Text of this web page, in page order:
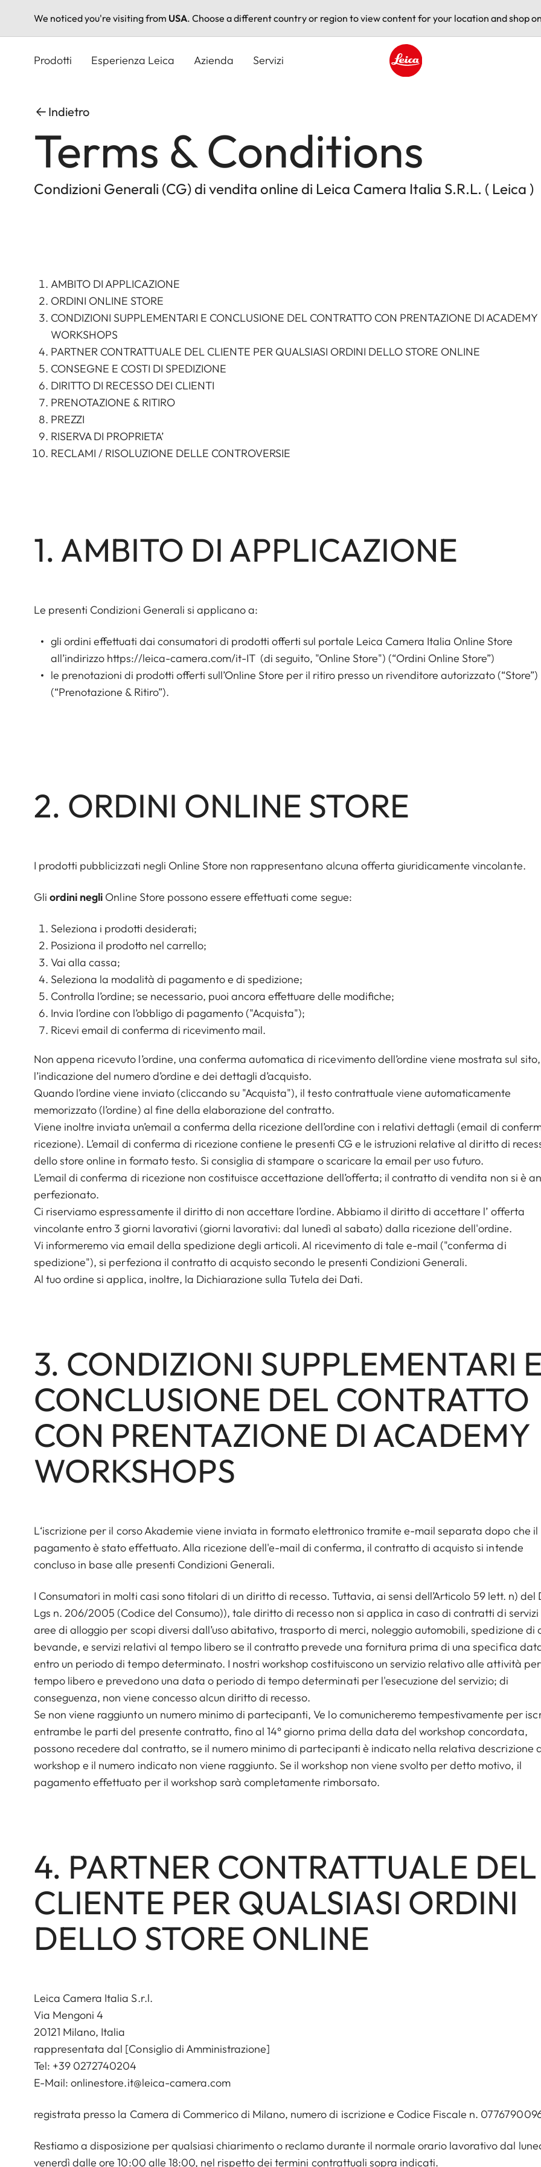
We noticed you're visiting from USA. Choose a different country or region to view content for your location and shop
Prodotti Esperienza Leica Azienda Servizi
Indietro
Terms & Conditions
Condizioni Generali (CG) di vendita online di Leica Camera Italia S.R.L. ( Leica )
AMBITO DI APPLICAZIONE
ORDINI ONLINE STORE
CONDIZIONI SUPPLEMENTARI E CONCLUSIONE DEL CONTRATTO CON PRENTAZIONE DI ACADEMY
WORKSHOPS
PARTNER CONTRATTUALE DEL CLIENTE PER QUALSIASI ORDINI DELLO STORE ONLINE
CONSEGNE E COSTI DI SPEDIZIONE
DIRITTO DI RECESSO DEI CLIENTI
PRENOTAZIONE & RITIRO
PREZZI
RISERVA DI PROPRIETA’
RECLAMI / RISOLUZIONE DELLE CONTROVERSIE
1. AMBITO DI APPLICAZIONE
Le presenti Condizioni Generali si applicano a:
gli ordini effettuati dai consumatori di prodotti offerti sul portale Leica Camera Italia Online Store
all’indirizzo https://leica-camera.com/it-IT (di seguito, "Online Store") (“Ordini Online Store”)
le prenotazioni di prodotti offerti sull’Online Store per il ritiro presso un rivenditore autorizzato (“Store”)
(“Prenotazione & Ritiro”).
2. ORDINI ONLINE STORE
I prodotti pubblicizzati negli Online Store non rappresentano alcuna offerta giuridicamente vincolante.
Gliordini negli Online Store possono essere effettuati come segue:
Seleziona i prodotti desiderati;
Posiziona il prodotto nel carrello;
Vai alla cassa;
Seleziona la modalità di pagamento e di spedizione;
Controlla l’ordine; se necessario, puoi ancora effettuare delle modifiche;
Invia l’ordine con l’obbligo di pagamento ("Acquista");
Ricevi email di conferma di ricevimento mail.
Non appena ricevuto l’ordine, una conferma automatica di ricevimento dell’ordine viene mostrata sul
l’indicazione del numero d’ordine e dei dettagli d’acquisto.
Quando l’ordine viene inviato (cliccando su "Acquista"), il testo contrattuale viene automaticamente
memorizzato (l’ordine) al fine della elaborazione del contratto.
Viene inoltre inviata un’email a conferma della ricezione dell’ordine con i relativi dettagli (email di
ricezione). L’email di conferma di ricezione contiene le presenti CG e le istruzioni relative al diritto di
dello store online in formato testo. Si consiglia di stampare o scaricare la email per uso futuro.
L’email di conferma di ricezione non costituisce accettazione dell’offerta; il contratto di vendita non si è
perfezionato.
Ci riserviamo espressamente il diritto di non accettare l’ordine. Abbiamo il diritto di accettare l’ offerta
vincolante entro 3 giorni lavorativi (giorni lavorativi: dal lunedì al sabato) dalla ricezione dell'ordine.
Vi informeremo via email della spedizione degli articoli. Al ricevimento di tale e-mail ("conferma di
spedizione"), si perfeziona il contratto di acquisto secondo le presenti Condizioni Generali.
Al tuo ordine si applica, inoltre, la Dichiarazione sulla Tutela dei Dati.
3. CONDIZIONI SUPPLEMENTARI
CONCLUSIONE DEL CONTRATTO
CON PRENTAZIONE DI ACADEMY
WORKSHOPS
L‘iscrizione per il corso Akademie viene inviata in formato elettronico tramite e-mail separata dopo che il
pagamento è stato effettuato. Alla ricezione dell'e-mail di conferma, il contratto di acquisto si intende
concluso in base alle presenti Condizioni Generali.
I Consumatori in molti casi sono titolari di un diritto di recesso. Tuttavia, ai sensi dell’Articolo 59 lett. n) del
Lgs n. 206/2005 (Codice del Consumo)), tale diritto di recesso non si applica in caso di contratti di servizi
aree di alloggio per scopi diversi dall’uso abitativo, trasporto di merci, noleggio automobili, spedizione di
bevande, e servizi relativi al tempo libero se il contratto prevede una fornitura prima di una specifica
entro un periodo di tempo determinato. I nostri workshop costituiscono un servizio relativo alle attività
tempo libero e prevedono una data o periodo di tempo determinati per l'esecuzione del servizio; di
conseguenza, non viene concesso alcun diritto di recesso.
Se non viene raggiunto un numero minimo di partecipanti, Ve lo comunicheremo tempestivamente per
entrambe le parti del presente contratto, fino al 14° giorno prima della data del workshop concordata,
possono recedere dal contratto, se il numero minimo di partecipanti è indicato nella relativa descrizione
workshop e il numero indicato non viene raggiunto. Se il workshop non viene svolto per detto motivo, il
pagamento effettuato per il workshop sarà completamente rimborsato.
4. PARTNER CONTRATTUALE DEL
CLIENTE PER QUALSIASI ORDINI
DELLO STORE ONLINE
Leica Camera Italia S.r.l.
Via Mengoni 4
20121 Milano, Italia
rappresentata dal [Consiglio di Amministrazione]
Tel: +39 0272740204
E-Mail:onlinestore.it@leica-camera.com
registrata presso la Camera di Commerico di Milano, numero di iscrizione e Codice Fiscale n.
Restiamo a disposizione per qualsiasi chiarimento o reclamo durante il normale orario lavorativo dal
venerdì dalle ore 10:00 alle 18:00, nel rispetto dei termini contrattuali sopra indicati.